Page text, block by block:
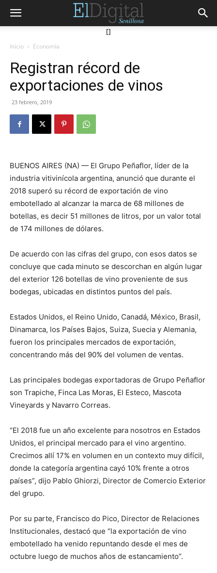
[]
Inicio Economía
Registran récord de
exportaciones de vinos
23 febrero, 2019
BUENOS AIRES (NA) — El Grupo Peñaflor, líder de la
industria vitivinícola argentina, anunció que durante el
2018 superó su récord de exportación de vino
embotellado al alcanzar la marca de 68 millones de
botellas, es decir 51 millones de litros, por un valor total
de 174 millones de dólares.
De acuerdo con las cifras del grupo, con esos datos se
concluye que cada minuto se descorchan en algún lugar
del exterior 126 botellas de vino proveniente de sus
bodegas, ubicadas en distintos puntos del país.
Estados Unidos, el Reino Unido, Canadá, México, Brasil,
Dinamarca, los Países Bajos, Suiza, Suecia y Alemania,
fueron los principales mercados de exportación,
concentrando más del 90% del volumen de ventas.
Las principales bodegas exportadoras de Grupo Peñaflor
son Trapiche, Finca Las Moras, El Esteco, Mascota
Vineyards y Navarro Correas.
“El 2018 fue un año excelente para nosotros en Estados
Unidos, el principal mercado para el vino argentino.
Crecimos allí 17% en volumen en un contexto muy difícil,
donde la categoría argentina cayó 10% frente a otros
países”, dijo Pablo Ghiorzi, Director de Comercio Exterior
del grupo.
Por su parte, Francisco do Pico, Director de Relaciones
Institucionales, destacó que “la exportación de vino
embotellado ha venido repuntando desde el mes de
octubre luego de muchos años de estancamiento”.